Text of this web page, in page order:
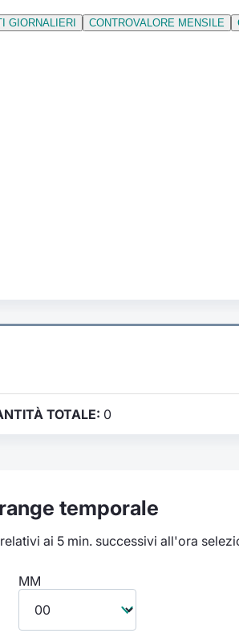
TOTALE: 0
temporale
ai 5 min. successivi all'ora
MM